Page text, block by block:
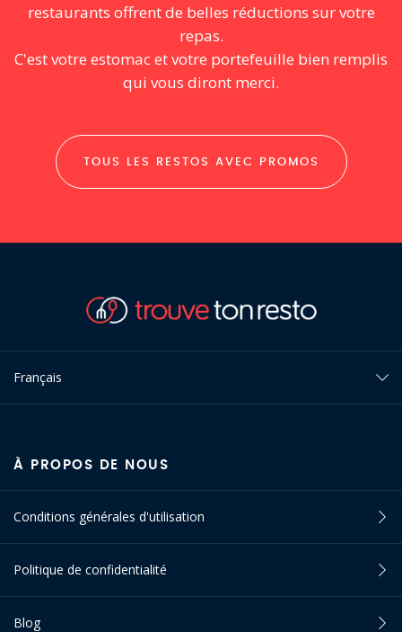
restaurants offrent de belles réductions sur votre
repas.
C'est votre estomac et votre portefeuille bien remplis
qui vous diront merci.
TOUS LES RESTOS AVEC PROMOS
Français
À PROPOS DE NOUS
Conditions générales d'utilisation
Politique de confidentialité
Blog